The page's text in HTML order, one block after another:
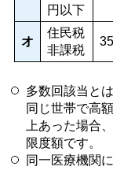
円以下
オ
住民税
非課税
多数回該当と
同じ世帯で高
上あった場合
限度額です。
同一医療機関